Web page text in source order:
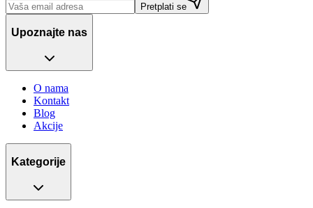
Pretplati se
Upoznajte nas
O nama
Kontakt
Blog
Akcije
Kategorije